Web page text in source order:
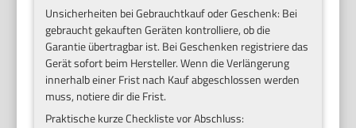
Unsicherheiten bei Gebrauchtkauf oder Geschenk: Bei
gebraucht gekauften Geräten kontrolliere, ob die
Garantie übertragbar ist. Bei Geschenken registriere das
Gerät sofort beim Hersteller. Wenn die Verlängerung
innerhalb einer Frist nach Kauf abgeschlossen werden
muss, notiere dir die Frist.
Praktische kurze Checkliste vor Abschluss: